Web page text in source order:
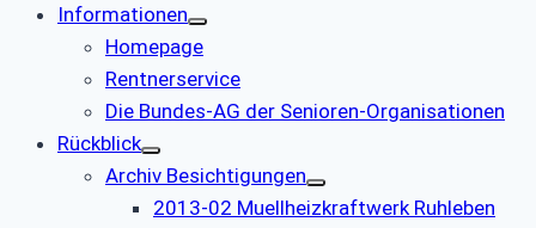
Informationen
Homepage
Rentnerservice
Die Bundes-AG der Senioren-Organisationen
Rückblick
Archiv Besichtigungen
2013-02 Muellheizkraftwerk Ruhleben